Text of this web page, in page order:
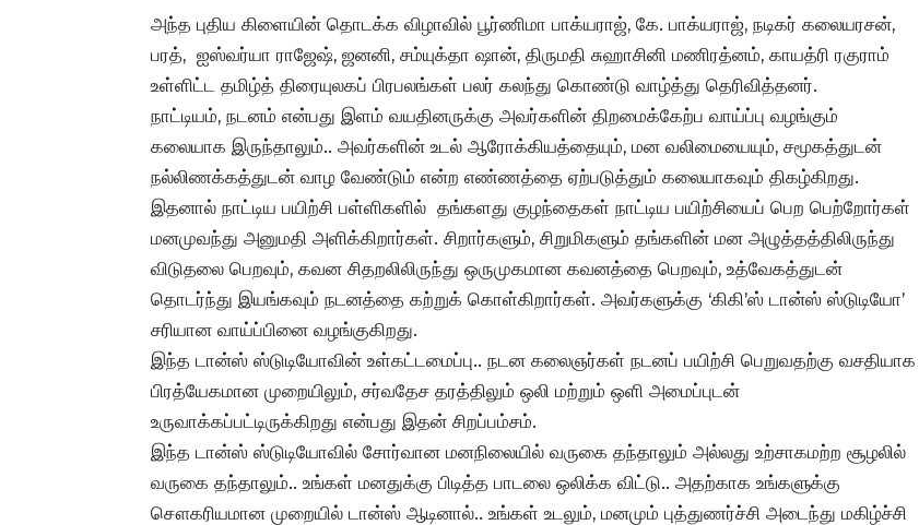
அந்த புதிய கிளையின் தொடக்க விழாவில் பூர்ணிமா பாக்யராஜ், கே. பாக்யராஜ், நடிகர் கலையரசன்,
பரத், ஐஸ்வர்யா ராஜேஷ், ஜனனி, சம்யுக்தா ஷான், திருமதி சுஹாசினி மணிரத்னம், காயத்ரி ரகுராம்
உள்ளிட்ட தமிழ்த் திரையுலகப் பிரபலங்கள் பலர் கலந்து கொண்டு வாழ்த்து தெரிவித்தனர்.
நாட்டியம், நடனம் என்பது இளம் வயதினருக்கு அவர்களின் திறமைக்கேற்ப வாய்ப்பு வழங்கும்
கலையாக இருந்தாலும்.. அவர்களின் உடல் ஆரோக்கியத்தையும், மன வலிமையையும், சமூகத்துடன்
நல்லிணக்கத்துடன் வாழ வேண்டும் என்ற எண்ணத்தை ஏற்படுத்தும் கலையாகவும் திகழ்கிறது.
இதனால் நாட்டிய பயிற்சி பள்ளிகளில் தங்களது குழந்தைகள் நாட்டிய பயிற்சியைப் பெற பெற்றோர்கள்
மனமுவந்து அனுமதி அளிக்கிறார்கள். சிறார்களும், சிறுமிகளும் தங்களின் மன அழுத்தத்திலிருந்து
விடுதலை பெறவும், கவன சிதறலிலிருந்து ஒருமுகமான கவனத்தை பெறவும், உத்வேகத்துடன்
தொடர்ந்து இயங்கவும் நடனத்தை கற்றுக் கொள்கிறார்கள். அவர்களுக்கு ‘கிகி’ஸ் டான்ஸ் ஸ்டுடியோ’
சரியான வாய்ப்பினை வழங்குகிறது.
இந்த டான்ஸ் ஸ்டுடியோவின் உள்கட்டமைப்பு.. நடன கலைஞர்கள் நடனப் பயிற்சி பெறுவதற்கு வசதியாக
பிரத்யேகமான முறையிலும், சர்வதேச தரத்திலும் ஒலி மற்றும் ஒளி அமைப்புடன்
உருவாக்கப்பட்டிருக்கிறது என்பது இதன் சிறப்பம்சம்.
இந்த டான்ஸ் ஸ்டுடியோவில் சோர்வான மனநிலையில் வருகை தந்தாலும் அல்லது உற்சாகமற்ற சூழலில்
வருகை தந்தாலும்.. உங்கள் மனதுக்கு பிடித்த பாடலை ஒலிக்க விட்டு.. அதற்காக உங்களுக்கு
சௌகரியமான முறையில் டான்ஸ் ஆடினால்.. உங்கள் உடலும், மனமும் புத்துணர்ச்சி அடைந்து மகிழ்ச்சி